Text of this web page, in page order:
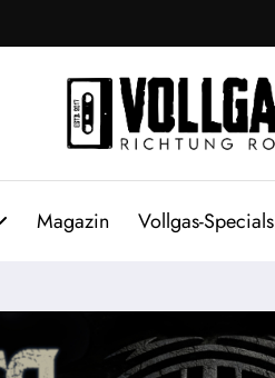
Magazin Vollgas-Specials